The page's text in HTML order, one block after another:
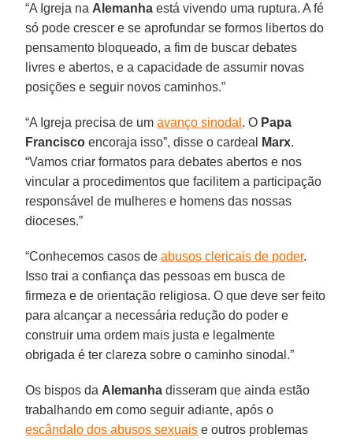
“A Igreja na Alemanha está vivendo uma ruptura. A fé
só pode crescer e se aprofundar se formos libertos do
pensamento bloqueado, a fim de buscar debates
livres e abertos, e a capacidade de assumir novas
posições e seguir novos caminhos.”
“A Igreja precisa de umavanço sinodal . O Papa
Francisco encoraja isso”, disse o cardeal Marx.
“Vamos criar formatos para debates abertos e nos
vincular a procedimentos que facilitem a participação
responsável de mulheres e homens das nossas
dioceses.”
“Conhecemos casos deabusos clericais de poder.
Isso trai a confiança das pessoas em busca de
firmeza e de orientação religiosa. O que deve ser feito
para alcançar a necessária redução do poder e
construir uma ordem mais justa e legalmente
obrigada é ter clareza sobre o caminho sinodal.”
Os bispos da Alemanha disseram que ainda estão
trabalhando em como seguir adiante, após o
escândalo dos abusos sexuais e outros problemas